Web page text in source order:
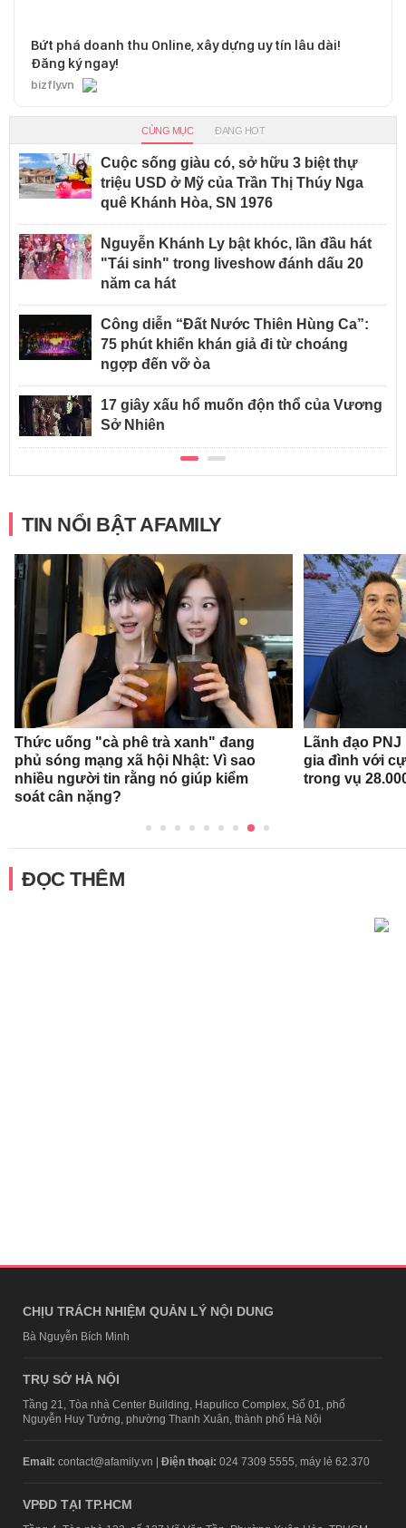
Bứt phá doanh thu Online, xây dựng uy tín lâu dài!
Đăng ký ngay!
bizfly.vn
CÙNG MỤC ĐANG HOT
Cuộc sống giàu có, sở hữu 3 biệt thự
triệu USD ở Mỹ của Trần Thị Thúy Nga
quê Khánh Hòa, SN 1976
Nguyễn Khánh Ly bật khóc, lần đầu hát
"Tái sinh" trong liveshow đánh dấu 20
năm ca hát
Công diễn “Đất Nước Thiên Hùng Ca”:
75 phút khiến khán giả đi từ choáng
ngợp đến vỡ òa
17 giây xấu hổ muốn độn thổ của Vương
Sở Nhiên
TIN NỔI BẬT AFAMILY
Thức uống "cà phê trà xanh" đang
phủ sóng mạng xã hội Nhật: Vì sao
nhiều người tin rằng nó giúp kiểm
soát cân nặng?
Lãnh đạo
gia đình với
trong vụ
ĐỌC THÊM
CHỊU TRÁCH NHIỆM QUẢN LÝ NỘI DUNG
Bà Nguyễn Bích Minh
TRỤ SỞ HÀ NỘI
Tầng 21, Tòa nhà Center Building, Hapulico Complex, Số 01, phố
Nguyễn Huy Tưởng, phường Thanh Xuân, thành phố Hà Nội
Email: contact@afamily.vn | Điện thoại: 024 7309 5555, máy lẻ 62.370
VPĐD TẠI TP.HCM